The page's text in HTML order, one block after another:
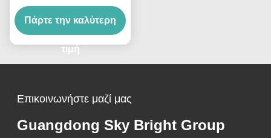
Υψηλής Αντοχής στη
Θερμότητα
Σταθεροποιητής
Κασσίτερου Για PVC
Πάρτε την καλύτερη
τιμή
Επικοινωνήστε μαζί μας
Guangdong Sky Bright Group